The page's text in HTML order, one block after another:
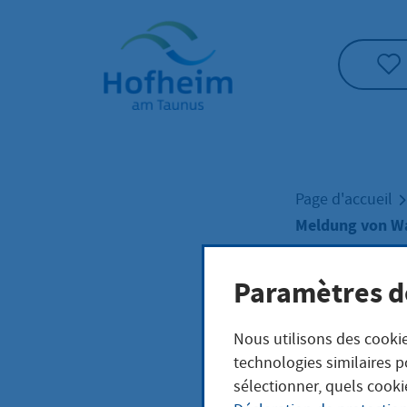
Accueil"
Page d'accueil
Meldung von
Paramètres
Nous utilisons des
technologies similaires
sélectionner, quels